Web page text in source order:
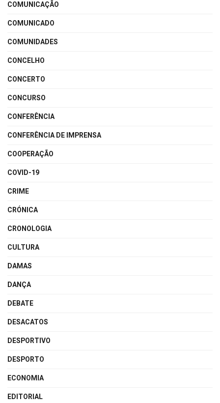
COMUNICAÇÃO
COMUNICADO
COMUNIDADES
CONCELHO
CONCERTO
CONCURSO
CONFERÊNCIA
CONFERÊNCIA DE IMPRENSA
COOPERAÇÃO
COVID-19
CRIME
CRÓNICA
CRONOLOGIA
CULTURA
DAMAS
DANÇA
DEBATE
DESACATOS
DESPORTIVO
DESPORTO
ECONOMIA
EDITORIAL